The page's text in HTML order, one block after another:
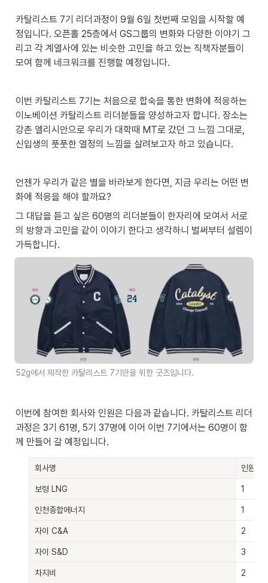
카탈리스트 7기 리더과정이 9월 6일 첫번째 모임을 시작할 예
정입니다. 오픈홀 25층에서 GS그룹의 변화와 다양한 이야기 그
리고 각 계열사에 있는 비슷한 고민을 하고 있는 직책자분들이
모여 함께 네크워크를 진행할 예정입니다.
이번 카탈리스트 7기는 처음으로 합숙을 통한 변화에 적응하는
이노베이션 카탈리스트 리더분들을 양성하고자 합니다. 장소는
강촌 엘리시안으로 우리가 대학때 MT로 갔던 그 느낌 그대로,
신입생의 풋풋한 열정의 느낌을 살려보고자 하고 있습니다.
언젠가 우리가 같은 별을 바라보게 한다면, 지금 우리는 어떤 변
화에 적응을 해야 할까요?
그 대답을 듣고 싶은 60명의 리더분들이 한자리에 모여서 서로
의 방향과 고민을 같이 이야기 한다고 생각하니 벌써부터 설렘이
가득합니다.
52g에서 제작한 카탈리스트 7기만을 위한 굿즈입니다.
이번에 참여한 회사와 인원은 다음과 같습니다. 카탈리스트 리더
과정은 3기 61명, 5기 37명에 이어 이번 7기에서는 60명이 함
께 만들어 갈 예정입니다.
회사명 인원
보령 LNG 1
인천종합에너지 1
자이 C&A 2
자이 S&D 3
차지비 2